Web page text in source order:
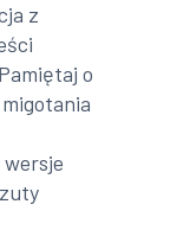
z
o